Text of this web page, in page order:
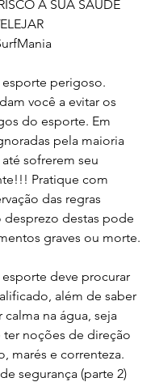
A SUA SAÚDE
perigoso.
você a evitar os
do esporte. Em
pela maioria
sofrerem seu
Pratique com
das regras
desprezo destas pode
graves ou morte.
deve procurar
além de saber
na água, seja
ter noções de direção
marés e correnteza.
segurança (parte 2)